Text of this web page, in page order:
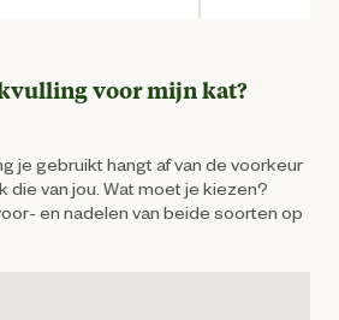
voor mijn kat?
je gebruikt hangt af van de voorkeur
die van jou. Wat moet je kiezen?
en nadelen van beide soorten op